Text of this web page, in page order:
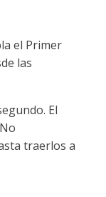
el Primer
las
El
traerlos a